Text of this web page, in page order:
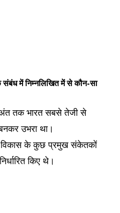
संबंध में निम्नलिखित में से कौन-सा
अंत तक भारत सबसे तेजी से
उभरा था।
विकास के कुछ प्रमुख संकेतकों
किए थे।